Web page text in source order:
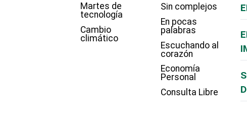
Martes de
tecnología
Cambio
climático
Sin complejos
En pocas
palabras
Escuchando al
corazón
Economía
Personal
Consulta Libre